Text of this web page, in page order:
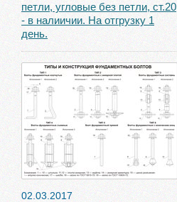
петли, угловые без петли, ст.20
- в налиичии. На отгрузку 1
день.
02.03.2017